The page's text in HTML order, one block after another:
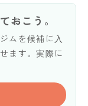
おこう。
ムを候補に入
ます。実際に